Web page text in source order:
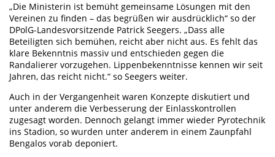
„Die Ministerin ist bemüht gemeinsame Lösungen mit den
Vereinen zu finden – das begrüßen wir ausdrücklich“ so der
DPolG-Landesvorsitzende Patrick Seegers. „Dass alle
Beteiligten sich bemühen, reicht aber nicht aus. Es fehlt das
klare Bekenntnis massiv und entschieden gegen die
Randalierer vorzugehen. Lippenbekenntnisse kennen wir seit
Jahren, das reicht nicht.“ so Seegers weiter.
Auch in der Vergangenheit waren Konzepte diskutiert und
unter anderem die Verbesserung der Einlasskontrollen
zugesagt worden. Dennoch gelangt immer wieder Pyrotechnik
ins Stadion, so wurden unter anderem in einem Zaunpfahl
Bengalos vorab deponiert.